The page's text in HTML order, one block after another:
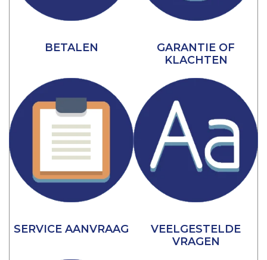
BETALEN
GARANTIE OF
KLACHTEN
SERVICE AANVRAAG
VEELGESTELDE
VRAGEN